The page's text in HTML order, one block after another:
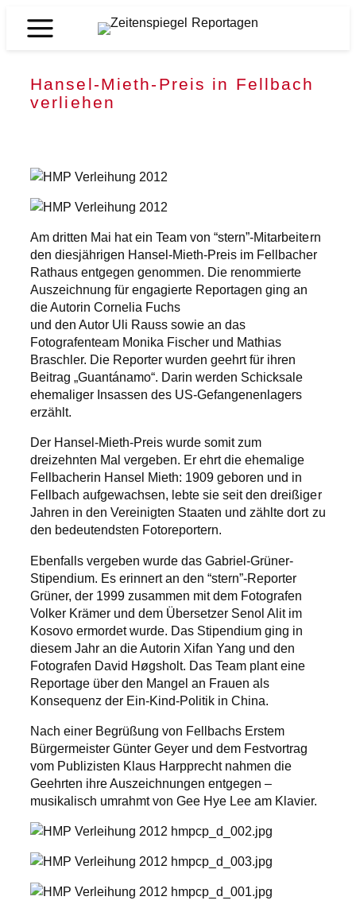
Inhalt
Zeitenspiegel
Hansel-Mieth-Preis in Fellbach
verliehen
Am dritten Mai hat ein Team von “stern”-Mitarbeitern
den diesjährigen Hansel-Mieth-Preis im Fellbacher
Rathaus entgegen genommen. Die renommierte
Auszeichnung für engagierte Reportagen ging an
die Autorin Cornelia Fuchs
und den Autor Uli Rauss sowie an das
Fotografenteam Monika Fischer und Mathias
Braschler. Die Reporter wurden geehrt für ihren
Beitrag „Guantánamo“. Darin werden Schicksale
ehemaliger Insassen des US-Gefangenenlagers
erzählt.
Der Hansel-Mieth-Preis wurde somit zum
dreizehnten Mal vergeben. Er ehrt die ehemalige
Fellbacherin Hansel Mieth: 1909 geboren und in
Fellbach aufgewachsen, lebte sie seit den dreißiger
Jahren in den Vereinigten Staaten und zählte dort zu
den bedeutendsten Fotoreportern.
Ebenfalls vergeben wurde das Gabriel-Grüner-
Stipendium. Es erinnert an den “stern”-Reporter
Grüner, der 1999 zusammen mit dem Fotografen
Volker Krämer und dem Übersetzer Senol Alit im
Kosovo ermordet wurde. Das Stipendium ging in
diesem Jahr an die Autorin Xifan Yang und den
Fotografen David Høgsholt. Das Team plant eine
Reportage über den Mangel an Frauen als
Konsequenz der Ein-Kind-Politik in China.
Nach einer Begrüßung von Fellbachs Erstem
Bürgermeister Günter Geyer und dem Festvortrag
vom Publizisten Klaus Harpprecht nahmen die
Geehrten ihre Auszeichnungen entgegen –
musikalisch umrahmt von Gee Hye Lee am Klavier.